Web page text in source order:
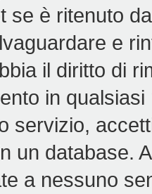
se è ritenuto
e
il diritto di
in
servizio,
un database.
a nessuno